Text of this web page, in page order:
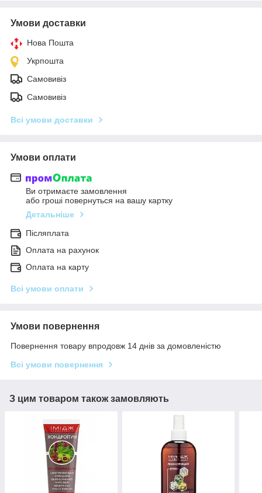
Умови доставки
Нова Пошта
Укрпошта
Самовивіз
Самовивіз
Всі умови доставки
Умови оплати
Ви отримаєте замовлення
або гроші повернуться на вашу картку
Детальніше
Післяплата
Оплата на рахунок
Оплата на карту
Всі умови оплати
Умови повернення
Повернення товару впродовж 14 днів за домовленістю
Всі умови повернення
З цим товаром також замовляють